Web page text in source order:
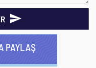
PAYLAŞ